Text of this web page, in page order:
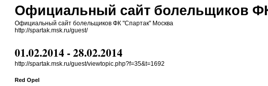
Официальный сайт болельщиков
Официальный сайт болельщиков ФК "Спартак" Москва
http://spartak.msk.ru/guest/
01.02.2014 - 28.02.2014
http://spartak.msk.ru/guest/viewtopic.php?f=35&t=1692
Red Opel